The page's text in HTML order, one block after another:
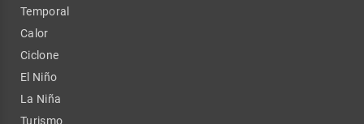
Temporal
Calor
Ciclone
El Niño
La Niña
Turismo